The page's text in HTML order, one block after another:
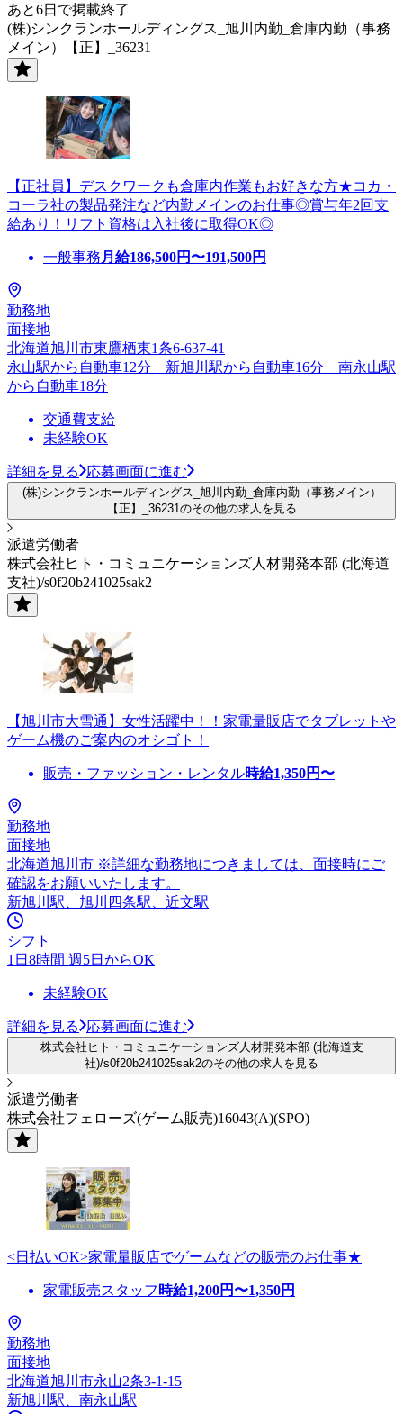
あと6日で掲載終了
(株)シンクランホールディングス_旭川内勤_倉庫内勤（事務
メイン）【正】_36231
【正社員】デスクワークも倉庫内作業もお好きな方★コカ・
コーラ社の製品発注など内勤メインのお仕事◎賞与年2回支
給あり！リフト資格は入社後に取得OK◎
一般事務 月給186,500円〜191,500円
勤務地
面接地
北海道旭川市東鷹栖東1条6-637-41
永山駅から自動車12分 新旭川駅から自動車16分 南永山駅
から自動車18分
交通費支給
未経験OK
詳細を見る 応募画面に進む
(株)シンクランホールディングス_旭川内勤_倉庫内勤（事務メイン）
【正】_36231のその他の求人を見る
派遣労働者
株式会社ヒト・コミュニケーションズ人材開発本部 (北海道
支社)/s0f20b241025sak2
【旭川市大雪通】女性活躍中！！家電量販店でタブレットや
ゲーム機のご案内のオシゴト！
販売・ファッション・レンタル時給1,350円〜
勤務地
面接地
北海道旭川市 ※詳細な勤務地につきましては、面接時にご
確認をお願いいたします。
新旭川駅、旭川四条駅、近文駅
シフト
1日8時間 週5日からOK
未経験OK
詳細を見る 応募画面に進む
株式会社ヒト・コミュニケーションズ人材開発本部 (北海道支
社)/s0f20b241025sak2のその他の求人を見る
派遣労働者
株式会社フェローズ(ゲーム販売)16043(A)(SPO)
<日払いOK>家電量販店でゲームなどの販売のお仕事★
家電販売スタッフ 時給1,200円〜1,350円
勤務地
面接地
北海道旭川市永山2条3-1-15
新旭川駅、南永山駅